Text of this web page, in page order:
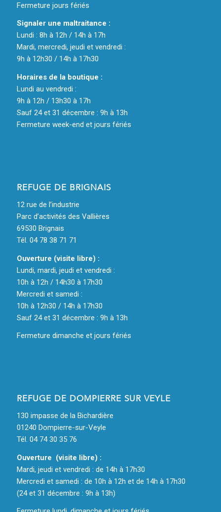
Fermeture jours fériés
Signaler une maltraitance :
Lundi : 8h à 12h / 14h à 17h
Mardi, mercredi, jeudi et vendredi :
9h à 12h30 / 14h à 17h30
Horaires de la boutique :
Lundi au vendredi :
9h à 12h / 13h30 à 17h
Sauf 24 et 31 décembre : 9h à 13h
Fermeture week-end et jours fériés
REFUGE DE BRIGNAIS
12 rue de l’industrie
Parc d’activités des Vallières
69530 Brignais
Tél. 04 78 38 71 71
Ouverture (visite libre) :
Lundi, mardi, jeudi et vendredi :
10h à 12h / 14h30 à 17h30
Mercredi et samedi :
10h à 12h30 / 14h à 17h30
Sauf 24 et 31 décembre : 9h à 13h
Fermeture dimanche et jours fériés
REFUGE DE DOMPIERRE SUR VEYLE
130 impasse de la Bichardière
01240 Dompierre-sur-Veyle
Tél. 04 74 30 35 76
Ouverture (visite libre) :
Mardi, jeudi et vendredi : de 14h à 17h30
Mercredi et samedi : de 10h à 12h et de 14h à 17h30
(24 et 31 décembre : 9h à 13h)